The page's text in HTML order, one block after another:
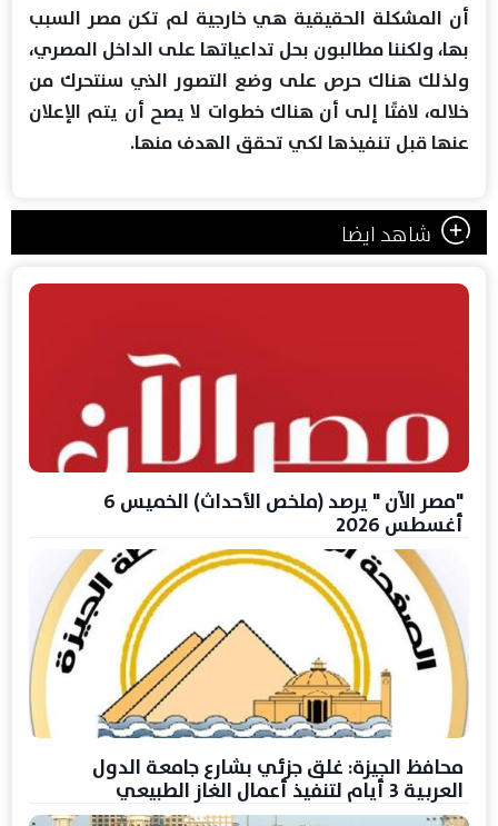
أن المشكلة الحقيقية هي خارجية لم تكن مصر السبب
بها، ولكننا مطالبون بحل تداعياتها على الداخل المصري،
ولذلك هناك حرص على وضع التصور الذي سنتحرك من
خلاله، لافتًا إلى أن هناك خطوات لا يصح أن يتم الإعلان
عنها قبل تنفيذها لكي تحقق الهدف منها.
شاهد ايضا
"مصر الآن " يرصد (ملخص الأحداث) الخميس 6
أغسطس 2026
محافظ الجيزة: غلق جزئي بشارع جامعة الدول
العربية 3 أيام لتنفيذ أعمال الغاز الطبيعي